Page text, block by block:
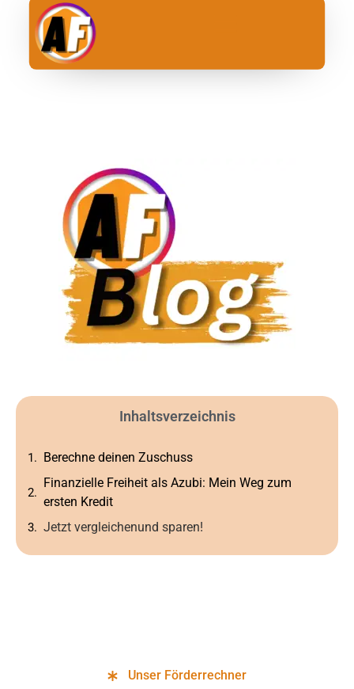
Inhaltsverzeichnis
Berechne deinen Zuschuss
Finanzielle Freiheit als Azubi: Mein Weg zum
ersten Kredit
Jetzt vergleichenund sparen!
Unser Förderrechner